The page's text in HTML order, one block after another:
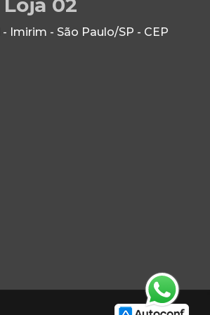
Imirim - São Paulo/SP - CEP